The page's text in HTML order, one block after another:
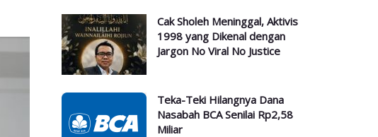
Cak Sholeh Meninggal, Aktivis
1998 yang Dikenal dengan
Jargon No Viral No Justice
Teka-Teki Hilangnya Dana
Nasabah BCA Senilai Rp2,58
Miliar